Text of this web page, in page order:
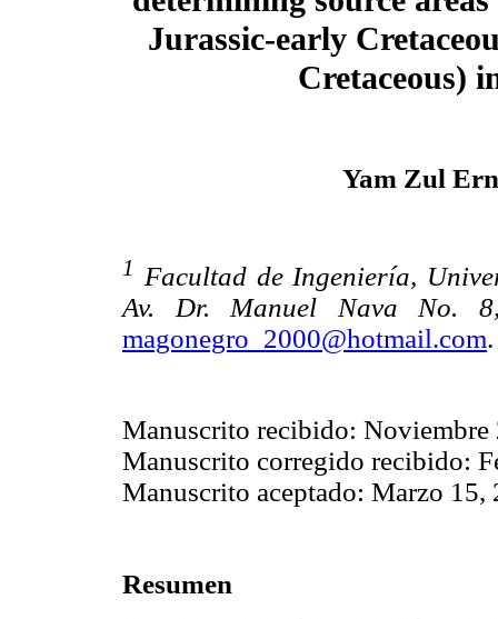
Jurassic-early
Cretaceous)
Yam Zul
1
Facultad de Ingeniería,
Av. Dr. Manuel Nava No.
magonegro_2000@hotmail.com.
Manuscrito recibido: Noviembre
Manuscrito corregido recibido:
Manuscrito aceptado: Marzo 15,
Resumen